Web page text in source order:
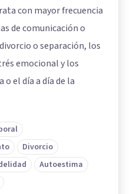
con mayor frecuencia
de comunicación o
o separación, los
emocional y los
o el día a día de la
Divorcio
Autoestima